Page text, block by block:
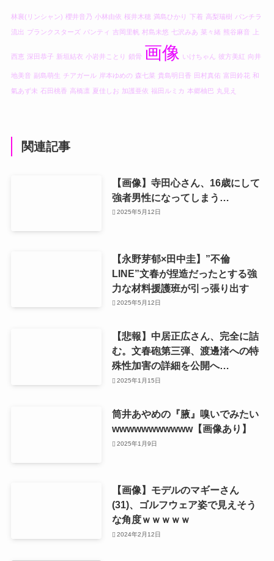
林襄(リンシャン) 櫻井音乃 小林由依 桜井木穂 満島ひかり 下着 高梨瑞樹 パンチラ
流出 プランクスターズ パンティ 吉岡里帆 村島未悠 七沢みあ 菜々緒 熊谷麻音 上
西恵 深田恭子 新垣結衣 小岩井ことり 鎖骨 画像 いけちゃん 彼方美紅 向井
地美音 副島萌生 チアガール 岸本ゆめの 森七菜 貴島明日香 田村真佑 富田鈴花 和
氣あず未 石田桃香 高橋凛 夏佳しお 加護亜依 福田ルミカ 本郷柚巴 丸見え
関連記事
【画像】寺田心さん、16歳にして
強者男性になってしまう…
2025年5月12日
【永野芽郁×田中圭】”不倫
LINE”文春が捏造だったとする強
力な材料援護班が引っ張り出す
2025年5月12日
【悲報】中居正広さん、完全に詰
む。文春砲第三弾、渡邊渚への特
殊性加害の詳細を公開へ…
2025年1月15日
筒井あやめの『腋』嗅いでみたい
wwwwwwwwwww【画像あり】
2025年1月9日
【画像】モデルのマギーさん
(31)、ゴルフウェア姿で見えそう
な角度ｗｗｗｗｗ
2024年2月12日